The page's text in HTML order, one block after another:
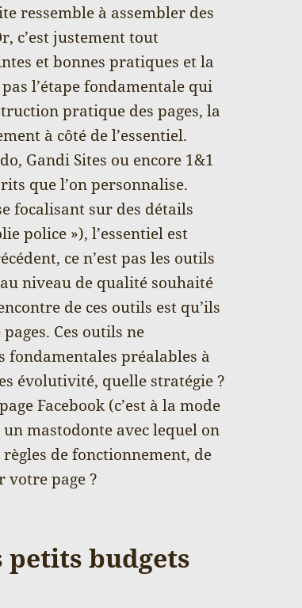
ressemble à assembler des
c’est justement tout
et bonnes pratiques et la
l’étape fondamentale qui
pratique des pages, la
à côté de l’essentiel.
Gandi Sites ou encore 1&1
que l’on personnalise.
focalisant sur des détails
police »), l’essentiel est
ce n’est pas les outils
niveau de qualité souhaité
de ces outils est qu’ils
Ces outils ne
fondamentales préalables à
évolutivité, quelle stratégie ?
Facebook (c’est à la mode
un mastodonte avec lequel on
règles de fonctionnement, de
votre page ?
petits budgets